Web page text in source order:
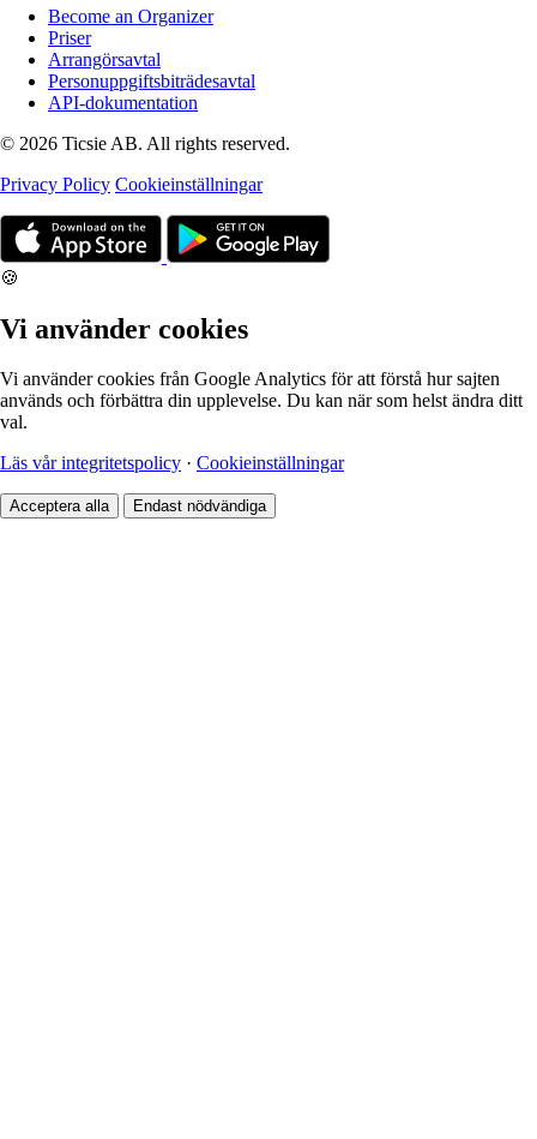
Become an Organizer
Priser
Arrangörsavtal
Personuppgiftsbiträdesavtal
API-dokumentation
© 2026 Ticsie AB. All rights reserved.
Privacy Policy Cookieinställningar
🍪
Vi använder cookies
Vi använder cookies från Google Analytics för att förstå hur sajten
används och förbättra din upplevelse. Du kan när som helst ändra ditt
val.
Läs vår integritetspolicy · Cookieinställningar
Acceptera alla Endast nödvändiga